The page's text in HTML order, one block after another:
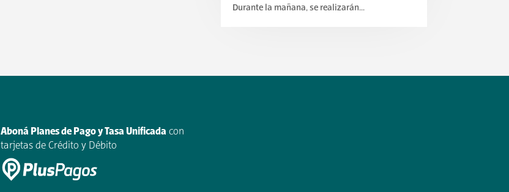
Durante la mañana, se realizarán...
Aboná Planes de Pago y Tasa Unificada con
tarjetas de Crédito y Débito